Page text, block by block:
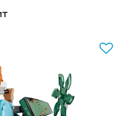
Матео, Астрид,
и возможностей для